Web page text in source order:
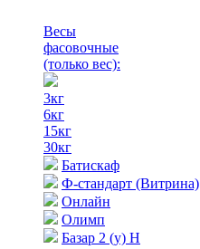
Весы
фасовочные
(только вес):
3кг
6кг
15кг
30кг
Батискаф
Ф-стандарт (Витрина)
Онлайн
Олимп
Базар 2 (у) Н